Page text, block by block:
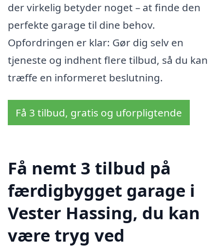
der virkelig betyder noget – at finde den
perfekte garage til dine behov.
Opfordringen er klar: Gør dig selv en
tjeneste og indhent flere tilbud, så du kan
træffe en informeret beslutning.
Få 3 tilbud, gratis og uforpligtende
Få nemt 3 tilbud på
færdigbygget garage i
Vester Hassing, du kan
være tryg ved